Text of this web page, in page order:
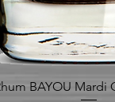
Aperçu
BAYOU Mardi